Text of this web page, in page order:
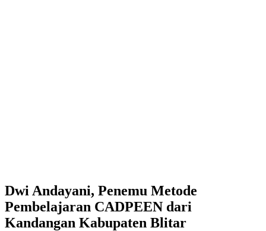
Dwi Andayani, Penemu Metode
Pembelajaran CADPEEN dari
Kandangan Kabupaten Blitar